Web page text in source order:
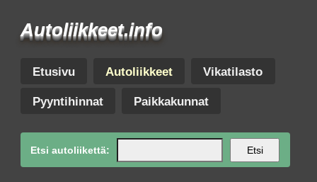
Autoliikkeet.info
Etusivu Autoliikkeet Vikatilasto
Pyyntihinnat Paikkakunnat
Etsi autoliikettä: Etsi